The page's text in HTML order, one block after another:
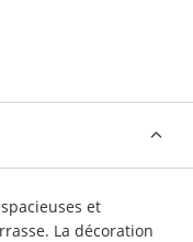
et
La décoration